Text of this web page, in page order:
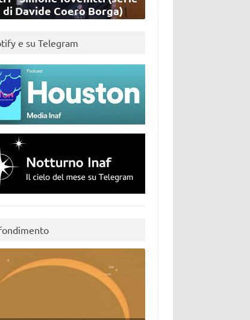
di Davide Coero Borga)
e su Telegram